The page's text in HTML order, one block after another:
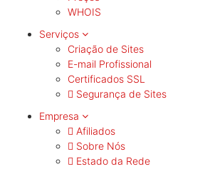
WHOIS
Serviços
Criação de Sites
E-mail Profissional
Certificados SSL
Segurança de Sites
Empresa
Afiliados
Sobre Nós
Estado da Rede